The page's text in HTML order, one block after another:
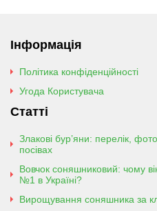
Інформація
Політика конфіденційності
Угода Користувача
Статті
Злакові бур’яни: перелік,
посівах
Вовчок соняшниковий: чому
№1 в Україні?
Вирощування соняшника за